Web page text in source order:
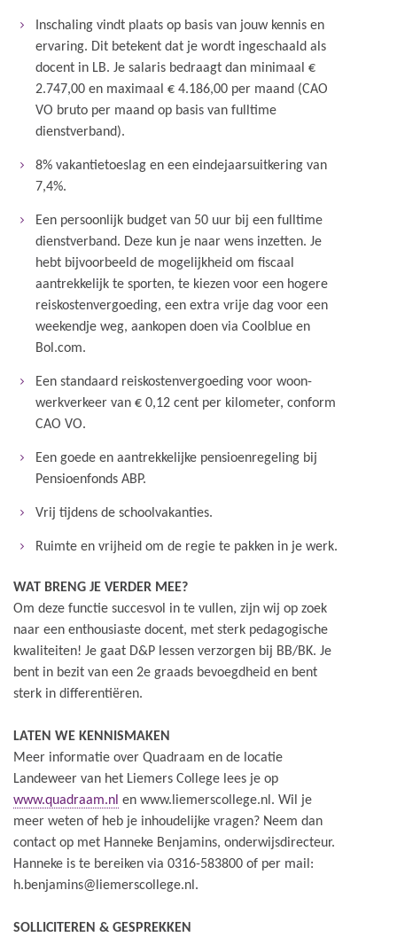
Inschaling vindt plaats op basis van jouw kennis en
ervaring. Dit betekent dat je wordt ingeschaald als
docent in LB. Je salaris bedraagt dan minimaal €
2.747,00 en maximaal € 4.186,00 per maand (CAO
VO bruto per maand op basis van fulltime
dienstverband).
8% vakantietoeslag en een eindejaarsuitkering van
7,4%.
Een persoonlijk budget van 50 uur bij een fulltime
dienstverband. Deze kun je naar wens inzetten. Je
hebt bijvoorbeeld de mogelijkheid om fiscaal
aantrekkelijk te sporten, te kiezen voor een hogere
reiskostenvergoeding, een extra vrije dag voor een
weekendje weg, aankopen doen via Coolblue en
Bol.com.
Een standaard reiskostenvergoeding voor woon-
werkverkeer van € 0,12 cent per kilometer, conform
CAO VO.
Een goede en aantrekkelijke pensioenregeling bij
Pensioenfonds ABP.
Vrij tijdens de schoolvakanties.
Ruimte en vrijheid om de regie te pakken in je werk.
WAT BRENG JE VERDER MEE?
Om deze functie succesvol in te vullen, zijn wij op zoek
naar een enthousiaste docent, met sterk pedagogische
kwaliteiten! Je gaat D&P lessen verzorgen bij BB/BK. Je
bent in bezit van een 2e graads bevoegdheid en bent
sterk in differentiëren.
LATEN WE KENNISMAKEN
Meer informatie over Quadraam en de locatie
Landeweer van het Liemers College lees je op
www.quadraam.nl en www.liemerscollege.nl. Wil je
meer weten of heb je inhoudelijke vragen? Neem dan
contact op met Hanneke Benjamins, onderwijsdirecteur.
Hanneke is te bereiken via 0316-583800 of per mail:
h.benjamins@liemerscollege.nl.
SOLLICITEREN & GESPREKKEN